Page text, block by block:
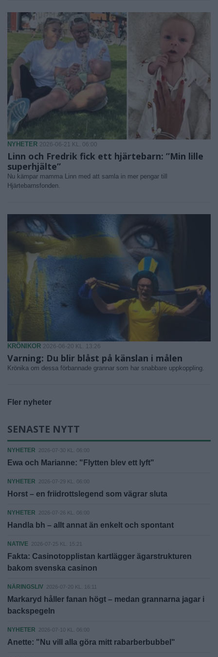
NYHETER 2026-06-21 KL. 06:00
Linn och Fredrik fick ett hjärtebarn: ”Min lille
superhjälte”
Nu kämpar mamma Linn med att samla in mer pengar till
Hjärtebarnsfonden.
KRÖNIKOR 2026-06-20 KL. 13:26
Varning: Du blir blåst på känslan i målen
Krönika om dessa förbannade grannar som har snabbare uppkoppling.
Fler nyheter
SENASTE NYTT
NYHETER 2026-07-30 KL. 06:00
Ewa och Marianne: "Flytten blev ett lyft"
NYHETER 2026-07-29 KL. 06:00
Horst – en friidrottslegend som vägrar sluta
NYHETER 2026-07-26 KL. 06:00
Handla bh – allt annat än enkelt och spontant
NATIVE 2026-07-25 KL. 15:21
Fakta: Casinotopplistan kartlägger ägarstrukturen
bakom svenska casinon
NÄRINGSLIV 2026-07-20 KL. 16:11
Markaryd håller fanan högt – medan grannarna jagar i
backspegeln
NYHETER 2026-07-10 KL. 06:00
Anette: "Nu vill alla göra mitt rabarberbubbel"